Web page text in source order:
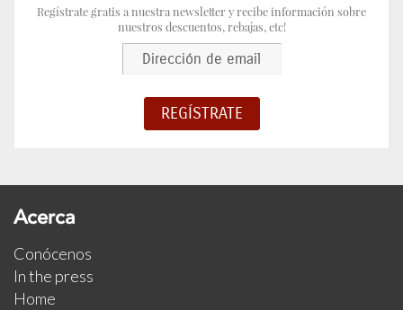
Regístrate gratis a nuestra newsletter y recibe información sobre
nuestros descuentos, rebajas, etc!
Acerca
Conócenos
In the press
Home